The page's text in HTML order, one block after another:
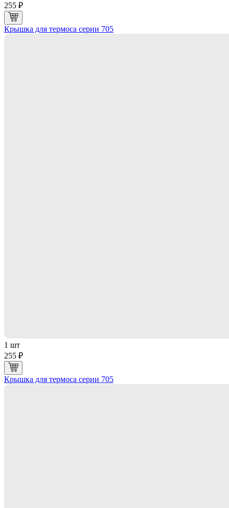
255 ₽
Крышка для термоса серии 705
1 шт
255 ₽
Крышка для термоса серии 705